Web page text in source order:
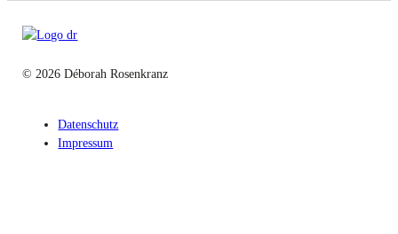
© 2026 Déborah Rosenkranz
Datenschutz
Impressum